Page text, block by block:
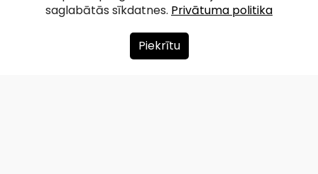
Par mums
saglabātās sīkdatnes. Privātuma politika
Piekrītu